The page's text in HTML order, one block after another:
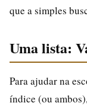
que a simples
Uma lista:
Para ajudar na
índice (ou